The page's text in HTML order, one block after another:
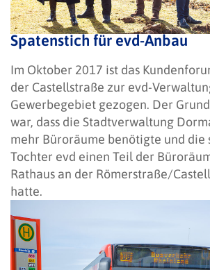
Spatenstich für evd-Anbau
Im Oktober 2017 ist das
der Castellstraße zur evd-
Gewerbegebiet gezogen. Der
war, dass die Stadtverwaltung
mehr Büroräume benötigte und die
Tochter evd einen Teil der
Rathaus an der Römerstraße/
hatte.